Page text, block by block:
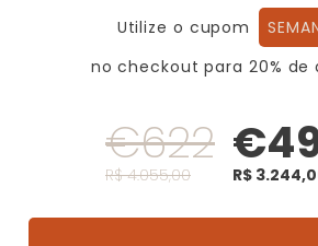
Utilize o cupom
no checkout para 20% de
€622
R$ 4.055,00 R$